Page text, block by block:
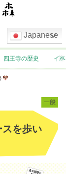
Japanese
四王寺の歴史 イ
一般
を歩い